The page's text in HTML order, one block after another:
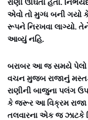
રાણી ઊંઘતાં હતાં.
એવો તો મુગ્ધ બની ગયો
રૂપને નિરખવા લાગ્યો.
આવ્યું નહિ.
બરાબર આ જ સમયે પેલો
વચન મુજબ રાજાનું
રાણીની બાજુના પલંગ
કે જરૂર આ વિક્રમ
તલવારના એક જ ઝાટકે